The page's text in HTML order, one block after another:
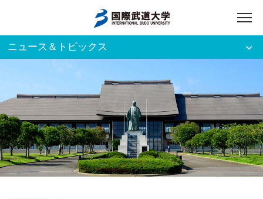
アクセス 入試資料請求
ご利用者別
ホーム
大学案内
ニュース＆トピックス